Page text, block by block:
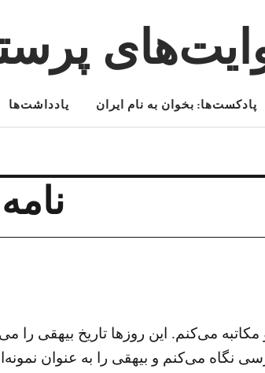
یادداشت‌ها پادکست‌ها: بخوان به نام ایران
می‌کنم. این روزها تاریخ بیهقی را
نگاه می‌کنم و بیهقی را به عنوان